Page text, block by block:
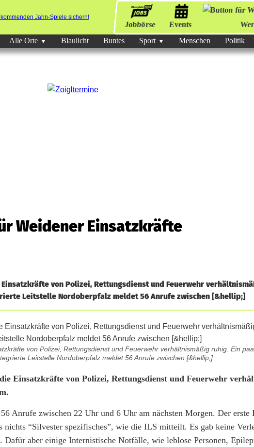
Jobbörse Events
Alle Orte Blaulicht Buntes Sport Menschen Politik
Weidener Einsatzkräfte
von Polizei, Rettungsdienst und Feuerwehr
Leitstelle Nordoberpfalz meldet 56 Anrufe zwischen [&hellip;]
von Polizei, Rettungsdienst und Feuerwehr verhältnismäßig ruhig. Ein
Leitstelle Nordoberpfalz meldet 56 Anrufe zwischen [&hellip;]
Einsatzkräfte von Polizei, Rettungsdienst und Feuerwehr
Anrufe zwischen 22 Uhr und 6 Uhr am nächsten Morgen. Der erste
nichts “Silvester spezifisches”, wie die ILS mitteilt. Es gab keine
aber einige Internistische Notfälle, wie leblose Personen,